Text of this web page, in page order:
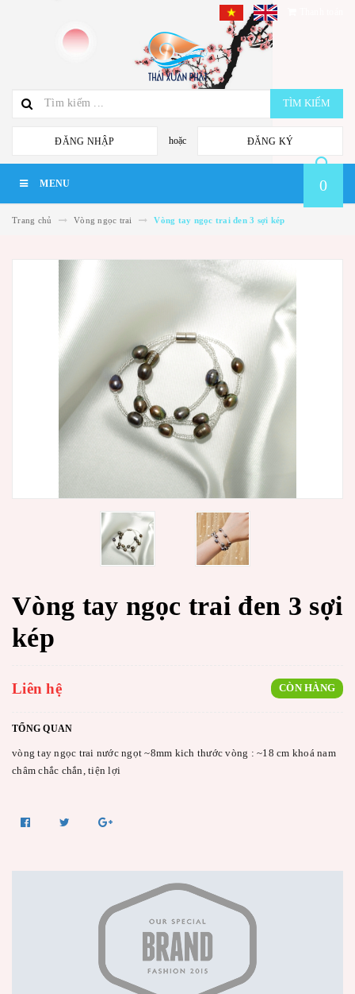
TÌM KIẾM
ĐĂNG NHẬP hoặc ĐĂNG KÝ
MENU 0
Trang chủ Vòng ngọc trai Vòng tay ngọc trai đen 3 sợi kép
Vòng tay ngọc trai đen 3 sợi
kép
Liên hệ CÒN HÀNG
TỔNG QUAN
vòng tay ngọc trai nước ngọt ~8mm kich thước vòng : ~18 cm khoá nam
châm chắc chắn, tiện lợi